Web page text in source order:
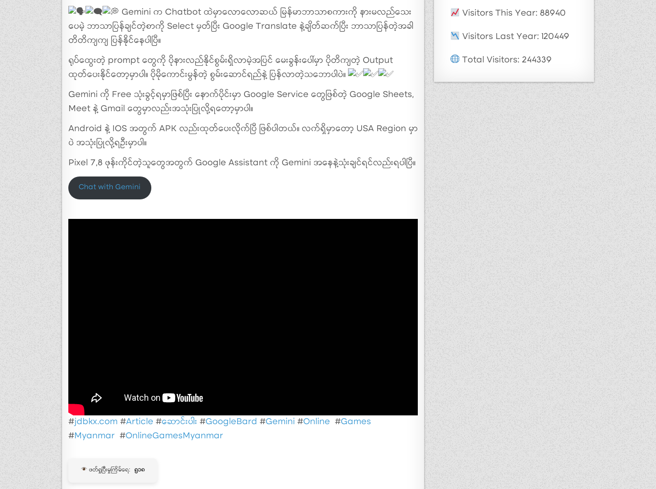
Gemini က Chatbot ထဲမှာလောလောဆယ် မြန်မာဘာသာစကားကို နားမလည်သေး
ပေမဲ့ ဘာသာပြန်ချင်တဲ့စာကို Select မှတ်ပြီး Google Translate နဲ့ချိတ်ဆက်ပြီး ဘာသာပြန်တဲ့အခါ
‌တိတိကျကျ ပြန်နိုင်နေပါပြီ။
ရုပ်ထွေးတဲ့ prompt တွေကို ပိုနားလည်နိုင်စွမ်းရှိလာမဲ့အပြင် မေးခွန်းပေါ်မှာ ပိုတိကျတဲ့ Output
ထုတ်ပေးနိုင်တော့မှာပါ။ ပိုမိုကောင်းမွန်တဲ့ စွမ်းဆောင်ရည်နဲ့ ပြန်လာတဲ့သဘောပါပဲ။
Gemini ကို Free သုံးခွင့်ရမှာဖြစ်ပြီး နောက်ပိုင်းမှာ Google Service တွေဖြစ်တဲ့ Google Sheets,
Meet နဲ့ Gmail တွေမှာလည်းအသုံးပြုလို့ရတော့မှာပါ။
Android နဲ့ IOS အတွက် APK လည်းထုတ်ပေးလိုက်ပြီ ဖြစ်ပါတယ်။ လက်ရှိမှာတော့ USA Region မှာ
ပဲ အသုံးပြုလို့ရဦးမှာပါ။
Pixel 7,8 ဖုန်းကိုင်တဲ့သူတွေအတွက် Google Assistant ကို Gemini အနေနဲ့သုံးချင်ရင်လည်းရပါပြီ။
Chat with Gemini
#jdbkx.com #Article #ဆောင်းပါး #GoogleBard #Gemini #Online #Games
#Myanmar #OnlineGamesMyanmar
ဖတ်ရှုပြီးမှုကြိမ်ရေ: ၅၁၈
Visitors This Year: 88940
Visitors Last Year: 120449
Total Visitors: 244339